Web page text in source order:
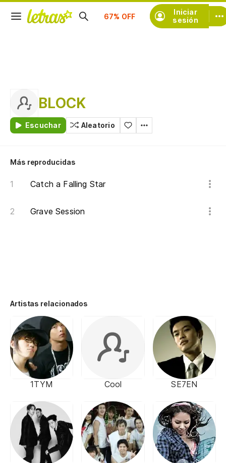
Iniciar
sesión
Suscríbete
BLOCK
Escuchar Aleatorio
Más reproducidas
Catch a Falling Star
Grave Session
Artistas relacionados
1TYM Cool SE7EN